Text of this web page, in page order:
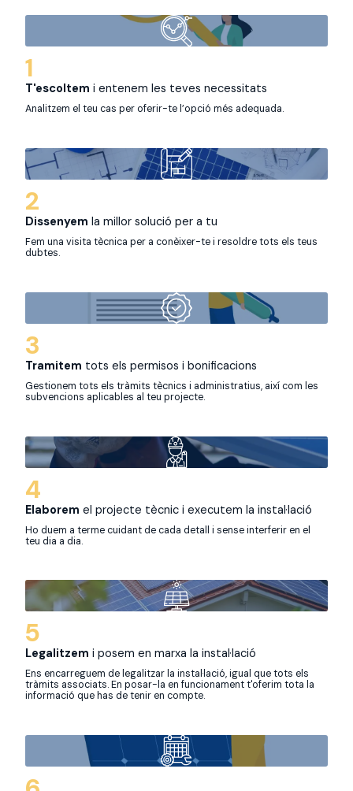
1
T'escoltem i entenem les teves necessitats
Analitzem el teu cas per oferir-te l’opció més adequada.
2
Dissenyem la millor solució per a tu
Fem una visita tècnica per a conèixer-te i resoldre tots els teus
dubtes.
3
Tramitem tots els permisos i bonificacions
Gestionem tots els tràmits tècnics i administratius, així com les
subvencions aplicables al teu projecte.
4
Elaborem el projecte tècnic i executem la instal·lació
Ho duem a terme cuidant de cada detall i sense interferir en el
teu dia a dia.
5
Legalitzem i posem en marxa la instal·lació
Ens encarreguem de legalitzar la instal·lació, igual que tots els
tràmits associats. En posar-la en funcionament t'oferim tota la
informació que has de tenir en compte.